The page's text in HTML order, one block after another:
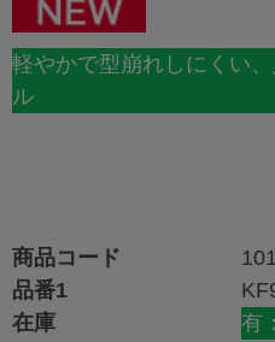
軽やかで型崩れしにくい
ル
商品コード
品番1
在庫
有